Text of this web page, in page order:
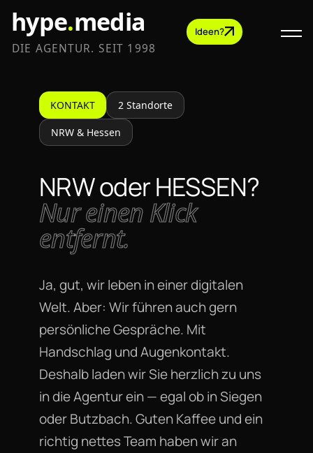
hype.media
DIE AGENTUR. SEIT 1998
Ideen?
KONTAKT 2 Standorte
NRW & Hessen
NRW oder HESSEN?
Nur einen Klick
entfernt.
Ja, gut, wir leben in einer digitalen
Welt. Aber: Wir führen auch gern
persönliche Gespräche. Mit
Handschlag und Augenkontakt.
Deshalb laden wir Sie herzlich zu uns
in die Agentur ein — egal ob in Siegen
oder Butzbach. Guten Kaffee und ein
richtig nettes Team haben wir an